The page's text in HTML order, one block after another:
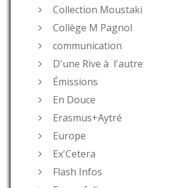
Collection Moustaki
Collège M Pagnol
communication
D'une Rive à l'autre
Émissions
En Douce
Erasmus+Aytré
Europe
Ex'Cetera
Flash Infos